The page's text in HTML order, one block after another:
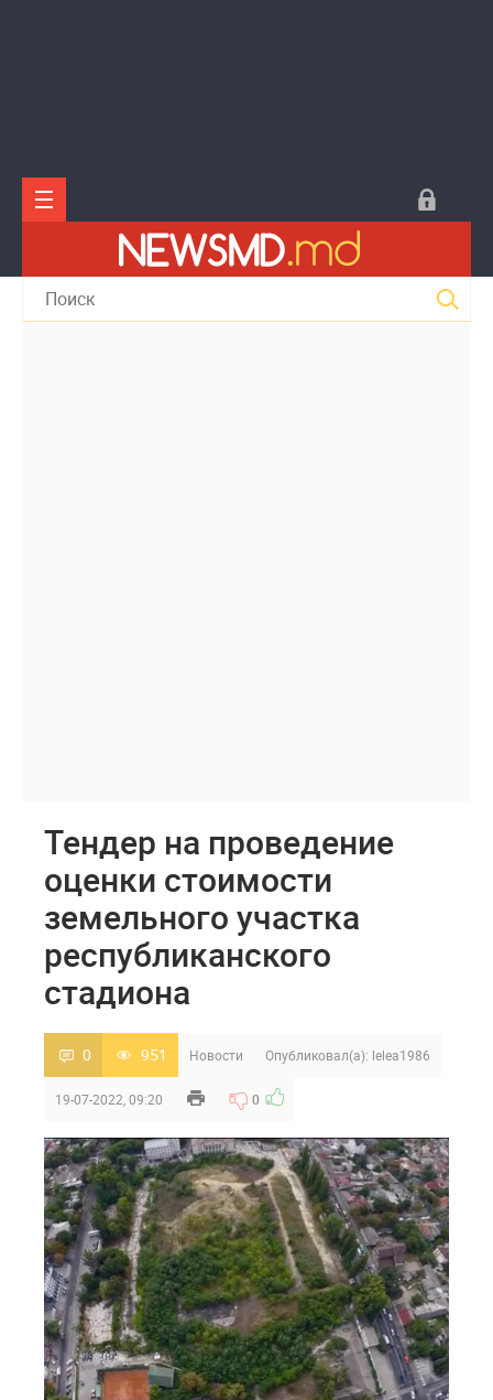
Тендер на проведение
оценки стоимости
земельного участка
республиканского
стадиона
0 951 Новости Опубликовал(а): lelea1986
19-07-2022, 09:20 0